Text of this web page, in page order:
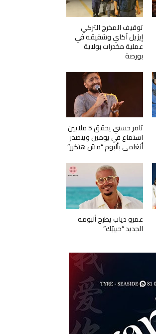
توقيف المخرج التركي
إيزيل آكاي وشقيقه في
عملية مخدرات بولاية
بورصة
تامر حسني يحقق 5 ملايين
استماع في يومين ويتصدر
أنغامي بألبوم “مش هتكرر”
عمرو دياب يطرح ألبومه
الجديد “حبيتِك”